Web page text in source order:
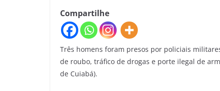
Compartilhe
Três homens foram presos por policiais
de roubo, tráfico de drogas e porte ilegal de
de Cuiabá).